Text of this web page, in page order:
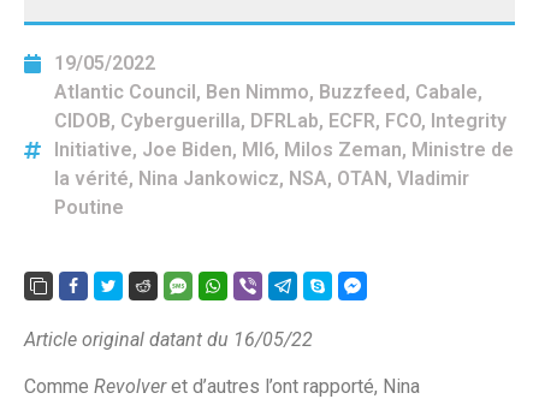
19/05/2022
Atlantic Council , Ben Nimmo, Buzzfeed , Cabale,
CIDOB, Cyberguerilla, DFRLab, ECFR, FCO, Integrity
Initiative, Joe Biden, MI6, Milos Zeman, Ministre de
la vérité, Nina Jankowicz, NSA, OTAN , Vladimir
Poutine
Article original datant du 16/05/22
Comme Revolveret d’autres l’ont rapporté, Nina